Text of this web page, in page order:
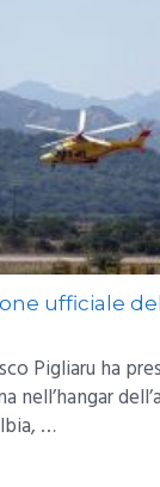
ufficiale
Pigliaru ha
nell’hangar
…